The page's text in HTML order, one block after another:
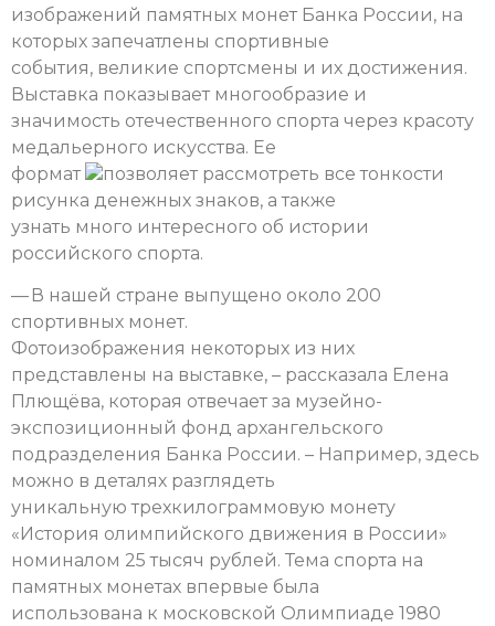
изображений памятных монет Банка России, на
которых запечатлены спортивные
события, великие спортсмены и их достижения.
Выставка показывает многообразие и
значимость отечественного спорта через красоту
медальерного искусства. Ее
формат
позволяет рассмотреть все тонкости
рисунка денежных знаков, а также
узнать много интересного об истории
российского спорта.
— В нашей стране выпущено около 200
спортивных монет.
Фотоизображения некоторых из них
представлены на выставке, – рассказала Елена
Плющёва, которая отвечает за музейно-
экспозиционный фонд архангельского
подразделения Банка России. – Например, здесь
можно в деталях разглядеть
уникальную трехкилограммовую монету
«История олимпийского движения в России»
номиналом 25 тысяч рублей. Тема спорта на
памятных монетах впервые была
использована к московской Олимпиаде 1980